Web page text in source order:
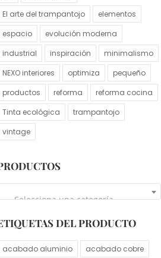
El arte del trampantojo
elementos
espacio
evolución moderna
industrial
inspiración
minimalismo
NEXO interiores
optimiza
pequeño
productos
reforma
reforma cocina
Tinta ecológica
trampantojo
vintage
Selecciona una categoría
DEL PRODUCTO
acabado aluminio
acabado cobre